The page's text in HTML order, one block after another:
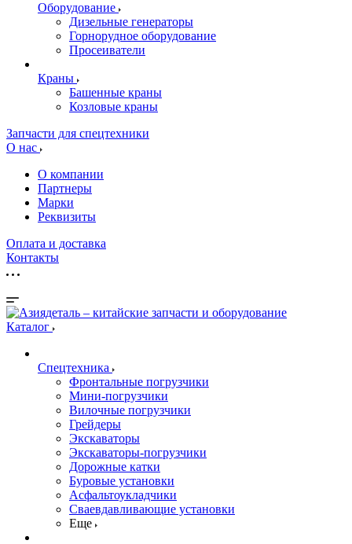
Оборудование
Дизельные генераторы
Горнорудное оборудование
Просеиватели
Краны
Башенные краны
Козловые краны
Запчасти для спецтехники
О нас
О компании
Партнеры
Марки
Реквизиты
Оплата и доставка
Контакты
Каталог
Спецтехника
Фронтальные погрузчики
Мини-погрузчики
Вилочные погрузчики
Грейдеры
Экскаваторы
Экскаваторы-погрузчики
Дорожные катки
Буровые установки
Асфальтоукладчики
Сваевдавливающие установки
Еще